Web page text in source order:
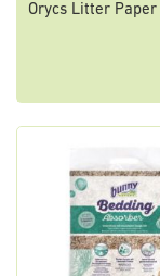
Orycs Litter Paper